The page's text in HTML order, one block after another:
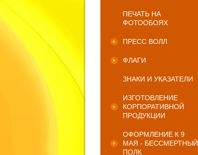
ПЕЧАТЬ НА
ФОТООБОЯХ
ПРЕСС ВОЛЛ
ФЛАГИ
ЗНАКИ И УКАЗАТЕЛИ
ИЗГОТОВЛЕНИЕ
КОРПОРАТИВНОЙ
ПРОДУКЦИИ
ОФОРМЛЕНИЕ К 9
МАЯ - БЕССМЕРТНЫЙ
ПОЛК